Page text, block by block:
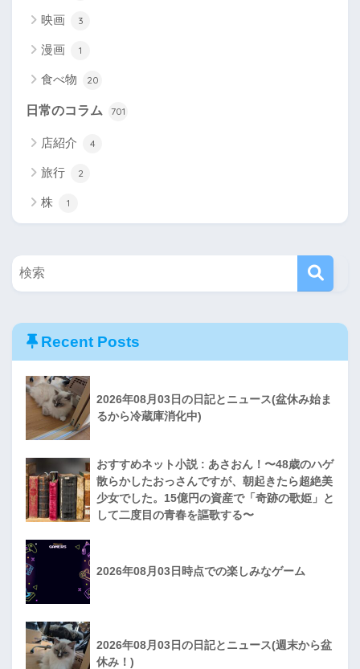
映画 3
漫画 1
食べ物 20
日常のコラム 701
店紹介 4
旅行 2
株 1
Recent Posts
2026年08月03日の日記とニュース(盆休み始ま
るから冷蔵庫消化中)
おすすめネット小説 : あさおん！〜48歳のハゲ
散らかしたおっさんですが、朝起きたら超絶美
少女でした。15億円の資産で「奇跡の歌姫」と
して二度目の青春を謳歌する〜
2026年08月03日時点での楽しみなゲーム
2026年08月03日の日記とニュース(週末から盆
休み！)